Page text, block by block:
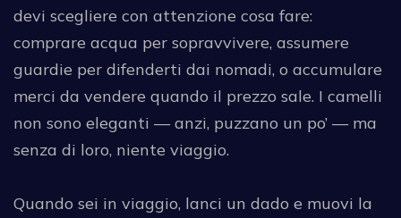
devi scegliere con attenzione cosa fare:
comprare acqua per sopravvivere, assumere
guardie per difenderti dai nomadi, o accumulare
merci da vendere quando il prezzo sale. I camelli
non sono eleganti — anzi, puzzano un po’ — ma
senza di loro, niente viaggio.
Quando sei in viaggio, lanci un dado e muovi la